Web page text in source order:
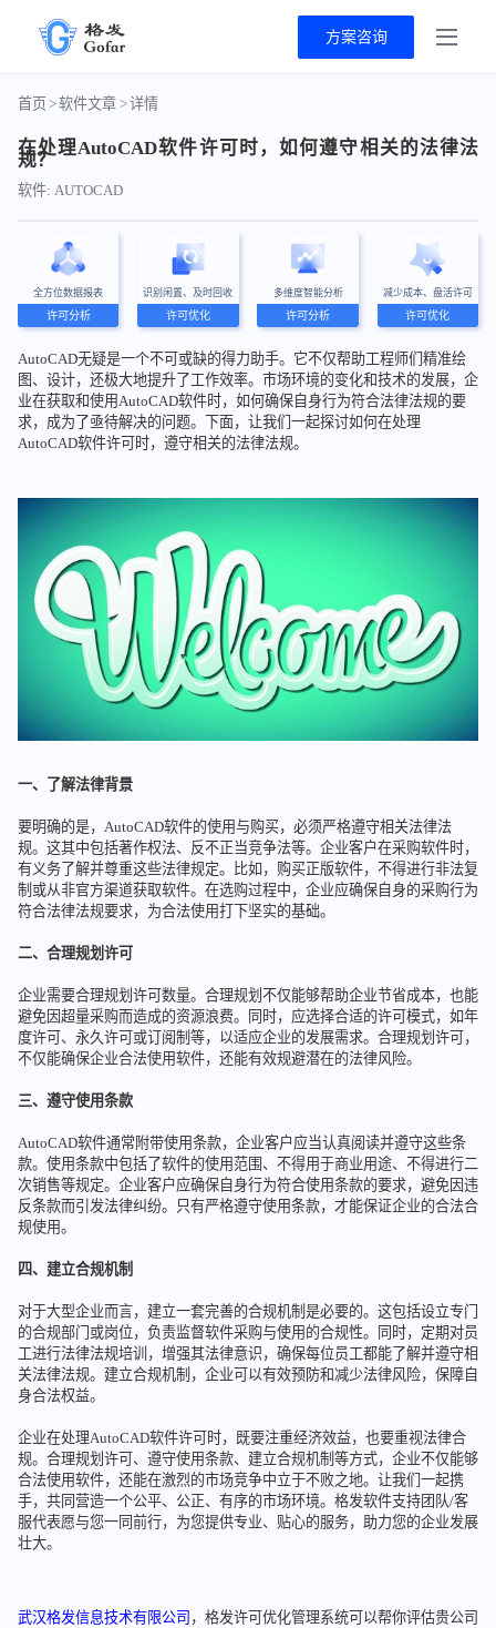
方案咨询
首页>软件文章 >详情
在处理AutoCAD软件许可时，如何遵守相关的法律法
规？
软件: AUTOCAD
全方位数据报表
许可分析
识别闲置、及时回收
许可优化
多维度智能分析
许可分析
减少成本、盘活许可
许可优化
AutoCAD无疑是一个不可或缺的得力助手。它不仅帮助工程师们精准绘
图、设计，还极大地提升了工作效率。市场环境的变化和技术的发展，企
业在获取和使用AutoCAD软件时，如何确保自身行为符合法律法规的要
求，成为了亟待解决的问题。下面，让我们一起探讨如何在处理
AutoCAD软件许可时，遵守相关的法律法规。
一、了解法律背景
要明确的是，AutoCAD软件的使用与购买，必须严格遵守相关法律法
规。这其中包括著作权法、反不正当竞争法等。企业客户在采购软件时，
有义务了解并尊重这些法律规定。比如，购买正版软件，不得进行非法复
制或从非官方渠道获取软件。在选购过程中，企业应确保自身的采购行为
符合法律法规要求，为合法使用打下坚实的基础。
二、合理规划许可
企业需要合理规划许可数量。合理规划不仅能够帮助企业节省成本，也能
避免因超量采购而造成的资源浪费。同时，应选择合适的许可模式，如年
度许可、永久许可或订阅制等，以适应企业的发展需求。合理规划许可，
不仅能确保企业合法使用软件，还能有效规避潜在的法律风险。
三、遵守使用条款
AutoCAD软件通常附带使用条款，企业客户应当认真阅读并遵守这些条
款。使用条款中包括了软件的使用范围、不得用于商业用途、不得进行二
次销售等规定。企业客户应确保自身行为符合使用条款的要求，避免因违
反条款而引发法律纠纷。只有严格遵守使用条款，才能保证企业的合法合
规使用。
四、建立合规机制
对于大型企业而言，建立一套完善的合规机制是必要的。这包括设立专门
的合规部门或岗位，负责监督软件采购与使用的合规性。同时，定期对员
工进行法律法规培训，增强其法律意识，确保每位员工都能了解并遵守相
关法律法规。建立合规机制，企业可以有效预防和减少法律风险，保障自
身合法权益。
企业在处理AutoCAD软件许可时，既要注重经济效益，也要重视法律合
规。合理规划许可、遵守使用条款、建立合规机制等方式，企业不仅能够
合法使用软件，还能在激烈的市场竞争中立于不败之地。让我们一起携
手，共同营造一个公平、公正、有序的市场环境。格发软件支持团队/客
服代表愿与您一同前行，为您提供专业、贴心的服务，助力您的企业发展
壮大。
武汉格发信息技术有限公司 ，格发许可优化管理系统可以帮你评估贵公司